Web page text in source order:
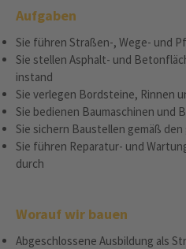
Aufgaben
Sie führen Straßen-, Wege- und
Sie stellen Asphalt- und
instand
Sie verlegen Bordsteine, Rinnen
Sie bedienen Baumaschinen und
Sie sichern Baustellen gemäß
Sie führen Reparatur- und
durch
Worauf wir bauen
Abgeschlossene Ausbildung als